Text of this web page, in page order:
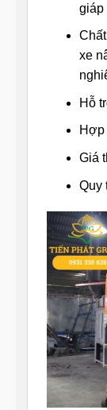
giáp
xe
Hỗ
Hợp
Giá
Quy